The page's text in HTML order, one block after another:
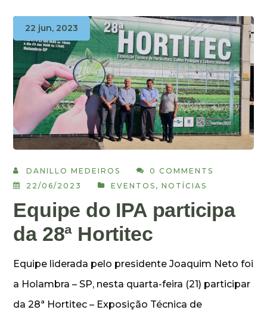
22 jun, 2023
DANILLO MEDEIROS
0 COMMENTS
22/06/2023
EVENTOS ,NOTÍCIAS
Equipe do IPA participa
da 28ª Hortitec
Equipe liderada pelo presidente Joaquim Neto foi
a Holambra – SP, nesta quarta-feira (21) participar
da 28ª Hortitec – Exposição Técnica de